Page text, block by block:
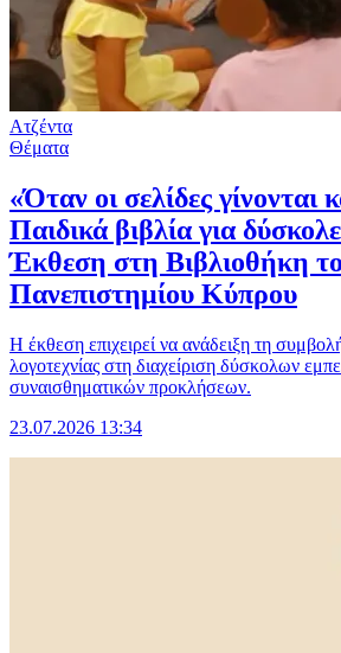
Ατζέντα
Θέματα
«Όταν οι σελίδες γίνονται
Παιδικά βιβλία για
Έκθεση στη Βιβλιοθήκη
Πανεπιστημίου Κύπρου
Η έκθεση επιχειρεί να ανάδειξη τη
λογοτεχνίας στη διαχείριση δύσκολων
συναισθηματικών προκλήσεων.
23.07.2026 13:34